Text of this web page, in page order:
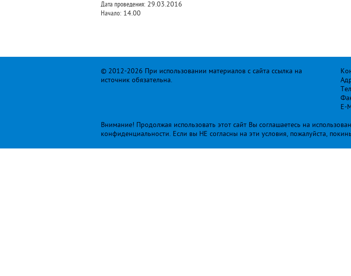
Дата проведения: 29.03.2016
Начало: 14.00
© 2012-2026 При использовании материалов с сайта ссылка на
источник обязательна.
E-
Внимание! Продолжая использовать этот сайт Вы соглашаетесь на
конфиденциальности. Если вы НЕ согласны на эти условия, пожалуйста,